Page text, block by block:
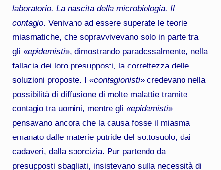
laboratorio. La nascita della microbiologia. Il
contagio. Venivano ad essere superate le teorie
miasmatiche, che sopravvivevano solo in parte tra
gli «epidemisti», dimostrando paradossalmente, nella
fallacia dei loro presupposti, la correttezza delle
soluzioni proposte. I «contagionisti» credevano nella
possibilità di diffusione di molte malattie tramite
contagio tra uomini, mentre gli «epidemisti»
pensavano ancora che la causa fosse il miasma
emanato dalle materie putride del sottosuolo, dai
cadaveri, dalla sporcizia. Pur partendo da
presupposti sbagliati, insistevano sulla necessità di